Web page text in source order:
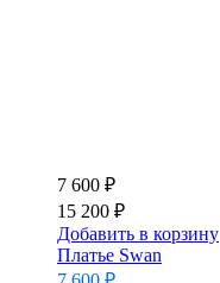
7 600 ₽
15 200 ₽
Добавить в корзину
Платье Swan